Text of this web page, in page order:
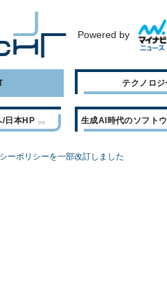
Powered by
テクノロジ
/日本HP 生成AI時代のソフト
ーポリシーを一部改訂しました